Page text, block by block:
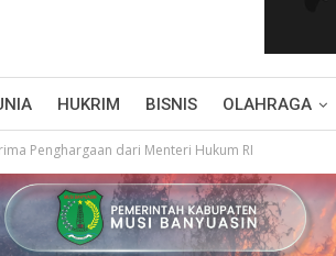
HUKRIM BISNIS OLAHRAGA
Penghargaan dari Menteri Hukum RI